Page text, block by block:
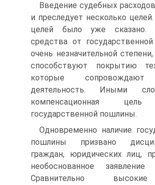
Введение судебных
и преследует несколько
целей было уже сказано.
средства от
очень незначительной
способствуют покрытию
которые сопровождают
деятельность. Иными
компенсационная цель
государственной пошлины.
Одновременно наличие
пошлины призвано
граждан, юридических лиц,
необоснованное заявление
Сравнительно